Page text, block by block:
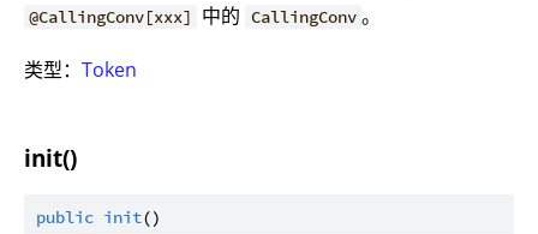
@CallingConv[xxx] 中的 CallingConv 。
类型： Token
init()
public init